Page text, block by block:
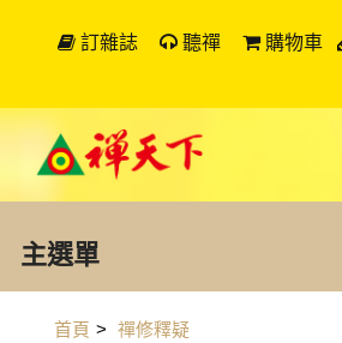
訂雜誌 聽禪 購物車
主選單
首頁 > 禪修釋疑